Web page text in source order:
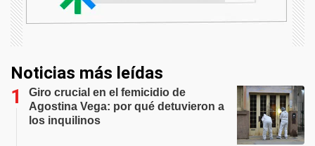
Noticias más leídas
Giro crucial en el femicidio de
Agostina Vega: por qué detuvieron a
los inquilinos